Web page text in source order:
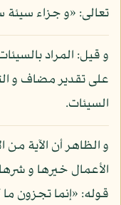
تعالى: «و جزاء سيئة
و قيل: المراد
على تقدير مضاف و
السيئات.
و الظاهر أن الآية من
الأعمال خيرها و
قوله: «إنما تجزون ما